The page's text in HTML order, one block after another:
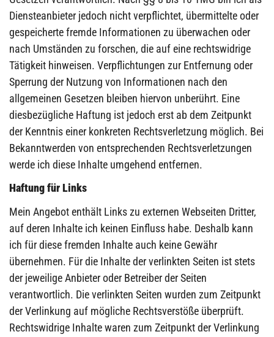
Diensteanbieter jedoch nicht verpflichtet, übermittelte oder
gespeicherte fremde Informationen zu überwachen oder
nach Umständen zu forschen, die auf eine rechtswidrige
Tätigkeit hinweisen. Verpflichtungen zur Entfernung oder
Sperrung der Nutzung von Informationen nach den
allgemeinen Gesetzen bleiben hiervon unberührt. Eine
diesbezügliche Haftung ist jedoch erst ab dem Zeitpunkt
der Kenntnis einer konkreten Rechtsverletzung möglich. Bei
Bekanntwerden von entsprechenden Rechtsverletzungen
werde ich diese Inhalte umgehend entfernen.
Haftung für Links
Mein Angebot enthält Links zu externen Webseiten Dritter,
auf deren Inhalte ich keinen Einfluss habe. Deshalb kann
ich für diese fremden Inhalte auch keine Gewähr
übernehmen. Für die Inhalte der verlinkten Seiten ist stets
der jeweilige Anbieter oder Betreiber der Seiten
verantwortlich. Die verlinkten Seiten wurden zum Zeitpunkt
der Verlinkung auf mögliche Rechtsverstöße überprüft.
Rechtswidrige Inhalte waren zum Zeitpunkt der Verlinkung